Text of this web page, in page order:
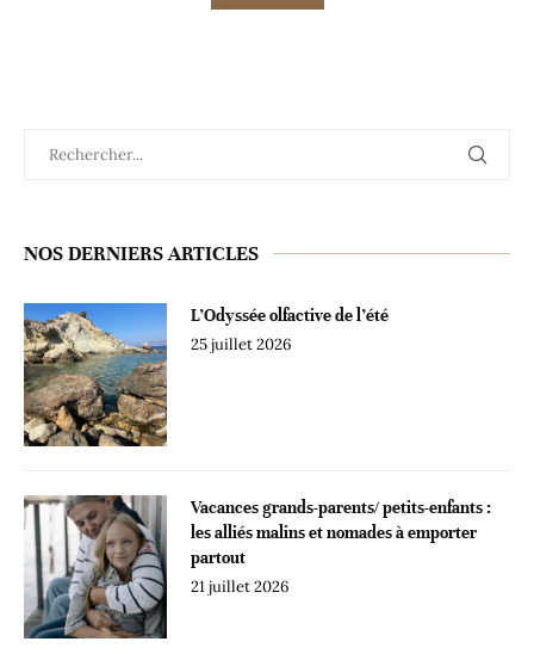
NOS DERNIERS ARTICLES
L’Odyssée olfactive de l’été
25 juillet 2026
Vacances grands-parents/ petits-enfants :
les alliés malins et nomades à emporter
partout
21 juillet 2026